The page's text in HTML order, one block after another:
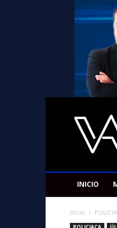
Americano
Victor
INICIO
Inicio